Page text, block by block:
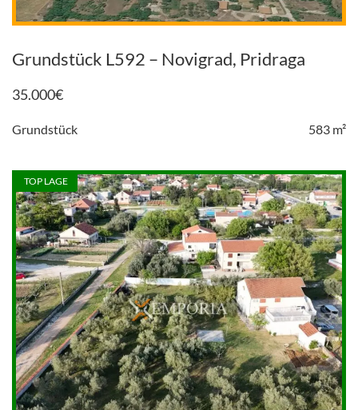
Grundstück L592 – Novigrad, Pridraga
35.000€
Grundstück 583 m²
TOP LAGE